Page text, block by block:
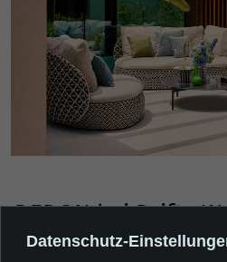
DEDON bei Drifte
Datenschutz-